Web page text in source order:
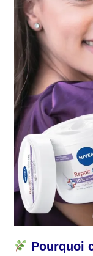
Pourquoi